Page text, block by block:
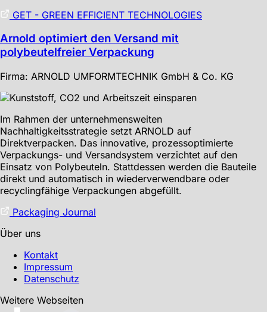
GET - GREEN EFFICIENT TECHNOLOGIES
Arnold optimiert den Versand mit
polybeutelfreier Verpackung
Firma: ARNOLD UMFORMTECHNIK GmbH & Co. KG
Im Rahmen der unternehmensweiten
Nachhaltigkeitsstrategie setzt ARNOLD auf
Direktverpacken. Das innovative, prozessoptimierte
Verpackungs- und Versandsystem verzichtet auf den
Einsatz von Polybeuteln. Stattdessen werden die Bauteile
direkt und automatisch in wiederverwendbare oder
recyclingfähige Verpackungen abgefüllt.
Packaging Journal
Über uns
Kontakt
Impressum
Datenschutz
Weitere Webseiten